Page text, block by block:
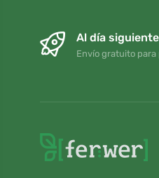
Al día
Envío gratuito para